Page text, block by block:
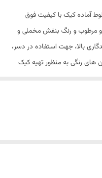
آماده کیک با کیفیت فوق
و مرطوب و رنگ بنفش مخملی و
بالا، جهت استفاده در دسر،
های رنگی به منظور تهیه کیک